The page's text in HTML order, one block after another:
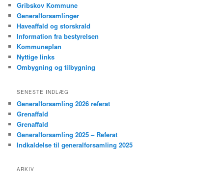
Gribskov Kommune
Generalforsamlinger
Haveaffald og storskrald
Information fra bestyrelsen
Kommuneplan
Nyttige links
Ombygning og tilbygning
SENESTE INDLÆG
Generalforsamling 2026 referat
Grenaffald
Grenaffald
Generalforsamling 2025 – Referat
Indkaldelse til generalforsamling 2025
ARKIV